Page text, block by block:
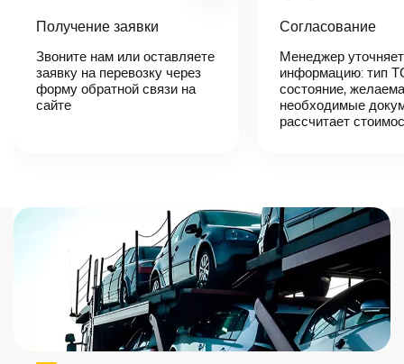
менеджер-
свяжется с
вами,
согласует
детали
автоперевозки,
Получение заявки
Звоните нам или оставляете
заявку на перевозку через
форму обратной связи на
сайте
Согласование
Менеджер уточняет
информацию: тип
состояние,
необходимые
рассчитает